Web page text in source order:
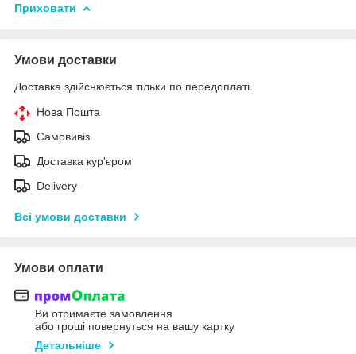
Приховати
Умови доставки
Доставка здійснюється тільки по передоплаті.
Нова Пошта
Самовивіз
Доставка кур'єром
Delivery
Всі умови доставки
Умови оплати
Ви отримаєте замовлення
або гроші повернуться на вашу картку
Детальніше